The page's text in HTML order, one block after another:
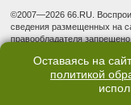
©2007—2026 66.RU.
сведения размещенных на
правообладателя
надзору в сфере связи,
(Роскомнадзор).
Учредитель: Общество с
Оставаясь на
политикой